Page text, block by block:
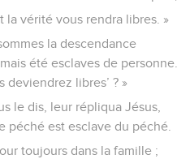
la vérité vous rendra libres. »
la descendance
été esclaves de personne.
deviendrez libres’ ? »
le dis, leur répliqua Jésus,
péché est esclave du péché.
toujours dans la famille ;